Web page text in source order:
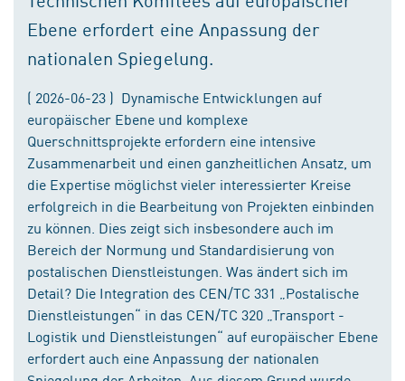
Ebene erfordert eine Anpassung der
nationalen Spiegelung.
( 2026-06-23 ) Dynamische Entwicklungen auf
europäischer Ebene und komplexe
Querschnittsprojekte erfordern eine intensive
Zusammenarbeit und einen ganzheitlichen Ansatz, um
die Expertise möglichst vieler interessierter Kreise
erfolgreich in die Bearbeitung von Projekten einbinden
zu können. Dies zeigt sich insbesondere auch im
Bereich der Normung und Standardisierung von
postalischen Dienstleistungen. Was ändert sich im
Detail? Die Integration des CEN/TC 331 „Postalische
Dienstleistungen“ in das CEN/TC 320 „Transport -
Logistik und Dienstleistungen“ auf europäischer Ebene
erfordert auch eine Anpassung der nationalen